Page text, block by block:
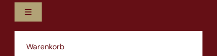
Toggle
Warenkorb